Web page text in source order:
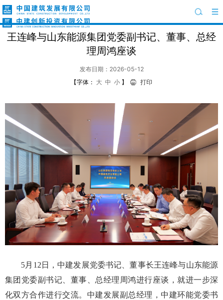
王连峰与山东能源集团党委副书记、董事、总经
理周鸿座谈
发布日期：2026-05-12
【字体： 大 中 小 】 打印
5月12日，中建发展党委书记、董事长王连峰与山东能源
集团党委副书记、董事、总经理周鸿进行座谈，就进一步深
化双方合作进行交流。中建发展副总经理，中建环能党委书